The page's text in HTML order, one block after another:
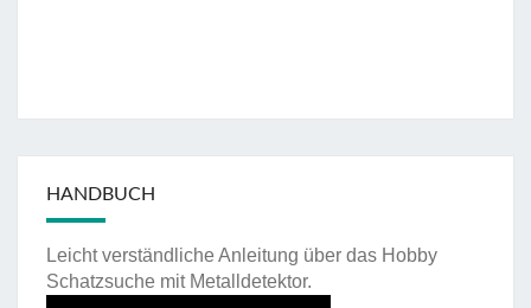
HANDBUCH
Leicht verständliche Anleitung über das Hobby
Schatzsuche mit Metalldetektor.